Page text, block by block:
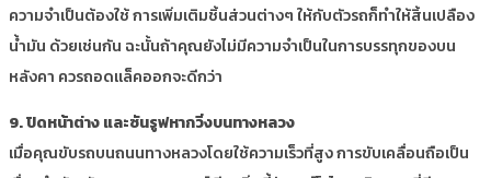
ความจำเป็นต้องใช้ การเพิ่มเติมชิ้นส่วนต่างๆ ให้กับตัวรถก็ทำให้สิ้นเปลือง
น้ำมัน ด้วยเช่นกัน ฉะนั้นถ้าคุณยังไม่มีความจำเป็นในการบรรทุกของบน
หลังคา ควรถอดแล็คออกจะดีกว่า
9. ปิดหน้าต่าง และซันรูฟหากวิ่งบนทางหลวง
เมื่อคุณขับรถบนถนนทางหลวงโดยใช้ความเร็วที่สูง การขับเคลื่อนถือเป็น